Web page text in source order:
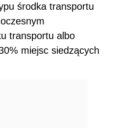
środka transportu
transportu albo
miejsc siedzących